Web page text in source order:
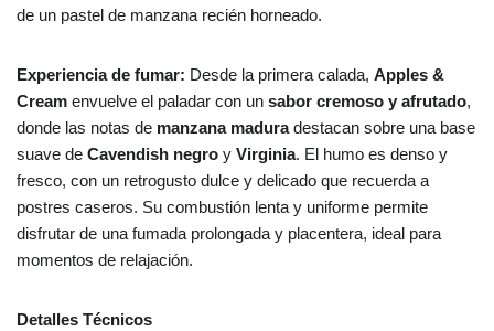
de un pastel de manzana recién horneado.
Experiencia de fumar: Desde la primera calada, Apples &
Cream envuelve el paladar con un sabor cremoso y afrutado,
donde las notas de manzana maduradestacan sobre una base
suave de Cavendish negro y Virginia. El humo es denso y
fresco, con un retrogusto dulce y delicado que recuerda a
postres caseros. Su combustión lenta y uniforme permite
disfrutar de una fumada prolongada y placentera, ideal para
momentos de relajación.
Detalles Técnicos